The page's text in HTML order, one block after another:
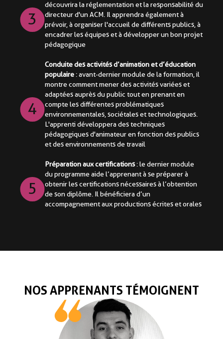
3
découvrira la réglementation et la responsabilité du
directeur d'un ACM. Il apprendra également à
prévoir, à organiser l'accueil de différents publics, à
encadrer les équipes et à développer un bon projet
pédagogique
4
Conduite des activités d’animation et d’éducation
populaire: avant-dernier module de la formation, il
montre comment mener des activités variées et
adaptées auprès du public tout en prenant en
compte les différentes problématiques
environnementales, sociétales et technologiques.
L'apprenti développera des techniques
pédagogiques d'animateur en fonction des publics
et des environnements de travail
5
Préparation aux certifications: le dernier module
du programme aide l’apprenant à se préparer à
obtenir les certifications nécessaires à l’obtention
de son diplôme. Il bénéficiera d’un
accompagnement aux productions écrites et orales
NOS APPRENANTS TÉMOIGNENT